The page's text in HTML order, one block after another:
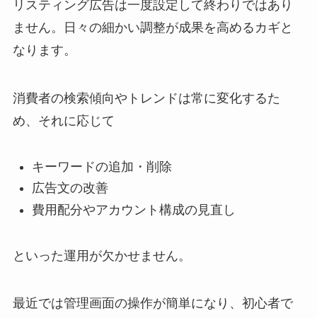
リスティング広告は一度設定して終わりではあり
ません。日々の細かい調整が成果を高めるカギと
なります。
消費者の検索傾向やトレンドは常に変化するた
め、それに応じて
キーワードの追加・削除
広告文の改善
費用配分やアカウント構成の見直し
といった運用が欠かせません。
最近では管理画面の操作が簡単になり、初心者で